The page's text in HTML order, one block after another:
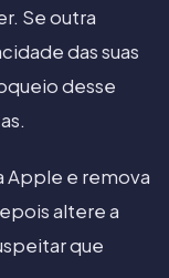
Se outra
das suas
desse
Apple e remova
altere a
que